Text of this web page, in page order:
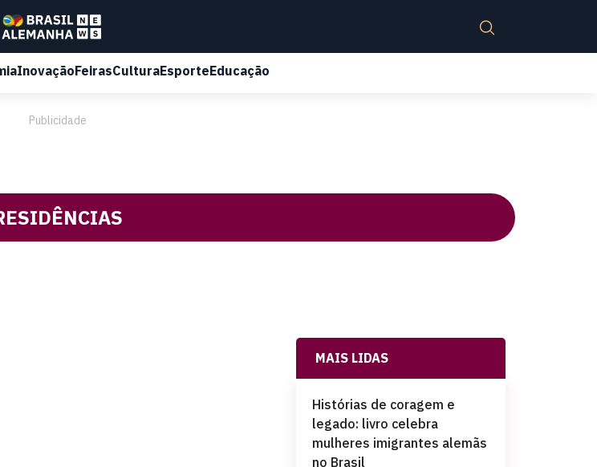
InovaçãoFeirasCulturaEsporteEducação
Publicidade
MAIS LIDAS
Histórias de coragem e
legado: livro celebra
mulheres imigrantes alemãs
no Brasil